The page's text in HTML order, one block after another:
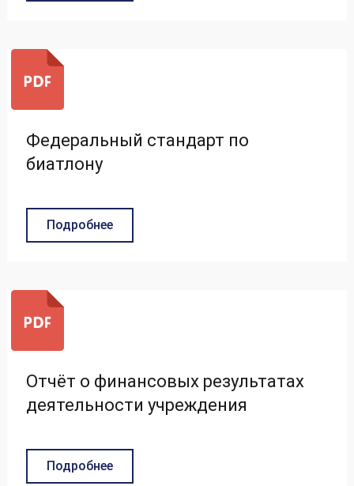
Федеральный стандарт по
биатлону
Подробнее
Отчёт о финансовых результатах
деятельности учреждения
Подробнее